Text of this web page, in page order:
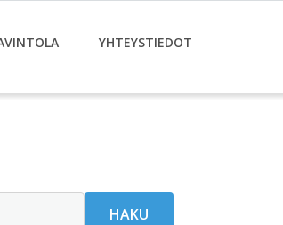
YHTEYSTIEDOT
HAKU